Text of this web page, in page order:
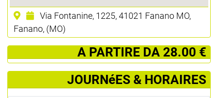
Via Fontanine, 1225, 41021 Fanano MO,
Fanano, (MO)
­ A PARTIRE DA 28.00 €
JOURNéES & HORAIRES